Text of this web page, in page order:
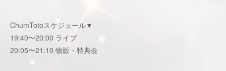
ChumTotoスケジュール▼
19:40〜20:00 ライブ
20:05〜21:10 物販・特典会